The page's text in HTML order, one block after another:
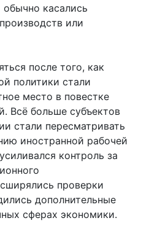
касались
или
после того, как
политики стали
место в повестке
Всё больше субъектов
стали пересматривать
иностранной рабочей
контроль за
проверки
дополнительные
сферах экономики.